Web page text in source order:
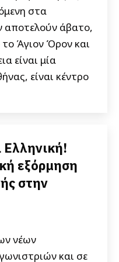
στα
αποτελούν άβατο,
το Άγιον Όρον και
είναι μία
είναι κέντρο
Ελληνική!
εξόρμηση
στην
νέων
και σε